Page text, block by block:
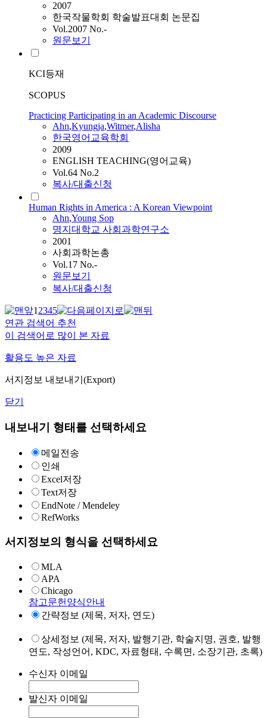
2007
한국작물학회 학술발표대회 논문집
Vol.2007 No.-
원문보기
KCI등재
SCOPUS
Practicing Participating in an Academic Discourse
Ahn,Kyungja,Witmer,Alisha
한국영어교육학회
2009
ENGLISH TEACHING(영어교육)
Vol.64 No.2
복사/대출신청
Human Rights in America : A Korean Viewpoint
Ahn,Young Sop
명지대학교 사회과학연구소
2001
사회과학논총
Vol.17 No.-
원문보기
복사/대출신청
12345
연관 검색어 추천
이 검색어로 많이 본 자료
활용도 높은 자료
서지정보 내보내기(Export)
닫기
내보내기 형태를 선택하세요
메일전송
인쇄
Excel저장
Text저장
EndNote / Mendeley
RefWorks
서지정보의 형식을 선택하세요
MLA
APA
Chicago
참고문헌양식안내
간략정보 (제목, 저자, 연도)
상세정보 (제목, 저자, 발행기관, 학술지명, 권호, 발행
연도, 작성언어, KDC, 자료형태, 수록면, 소장기관, 초록)
수신자 이메일
발신자 이메일